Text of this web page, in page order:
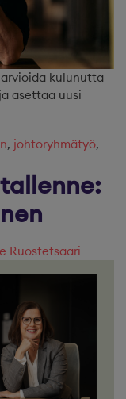
kulunutta
asettaa uusi
, johtoryhmätyö,
Ruostetsaari